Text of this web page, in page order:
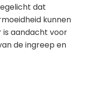
dat
kunnen
is aandacht voor
de ingreep en